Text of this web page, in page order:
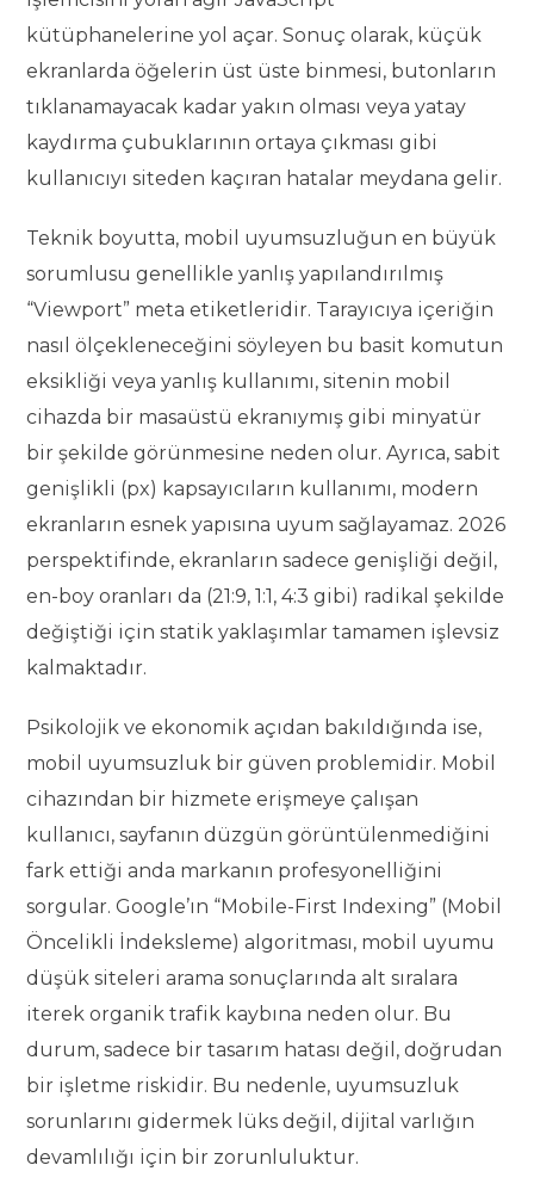
kütüphanelerine yol açar. Sonuç olarak, küçük
ekranlarda öğelerin üst üste binmesi, butonların
tıklanamayacak kadar yakın olması veya yatay
kaydırma çubuklarının ortaya çıkması gibi
kullanıcıyı siteden kaçıran hatalar meydana gelir.
Teknik boyutta, mobil uyumsuzluğun en büyük
sorumlusu genellikle yanlış yapılandırılmış
“Viewport” meta etiketleridir. Tarayıcıya içeriğin
nasıl ölçekleneceğini söyleyen bu basit komutun
eksikliği veya yanlış kullanımı, sitenin mobil
cihazda bir masaüstü ekranıymış gibi minyatür
bir şekilde görünmesine neden olur. Ayrıca, sabit
genişlikli (px) kapsayıcıların kullanımı, modern
ekranların esnek yapısına uyum sağlayamaz. 2026
perspektifinde, ekranların sadece genişliği değil,
en-boy oranları da (21:9, 1:1, 4:3 gibi) radikal şekilde
değiştiği için statik yaklaşımlar tamamen işlevsiz
kalmaktadır.
Psikolojik ve ekonomik açıdan bakıldığında ise,
mobil uyumsuzluk bir güven problemidir. Mobil
cihazından bir hizmete erişmeye çalışan
kullanıcı, sayfanın düzgün görüntülenmediğini
fark ettiği anda markanın profesyonelliğini
sorgular. Google’ın “Mobile-First Indexing” (Mobil
Öncelikli İndeksleme) algoritması, mobil uyumu
düşük siteleri arama sonuçlarında alt sıralara
iterek organik trafik kaybına neden olur. Bu
durum, sadece bir tasarım hatası değil, doğrudan
bir işletme riskidir. Bu nedenle, uyumsuzluk
sorunlarını gidermek lüks değil, dijital varlığın
devamlılığı için bir zorunluluktur.